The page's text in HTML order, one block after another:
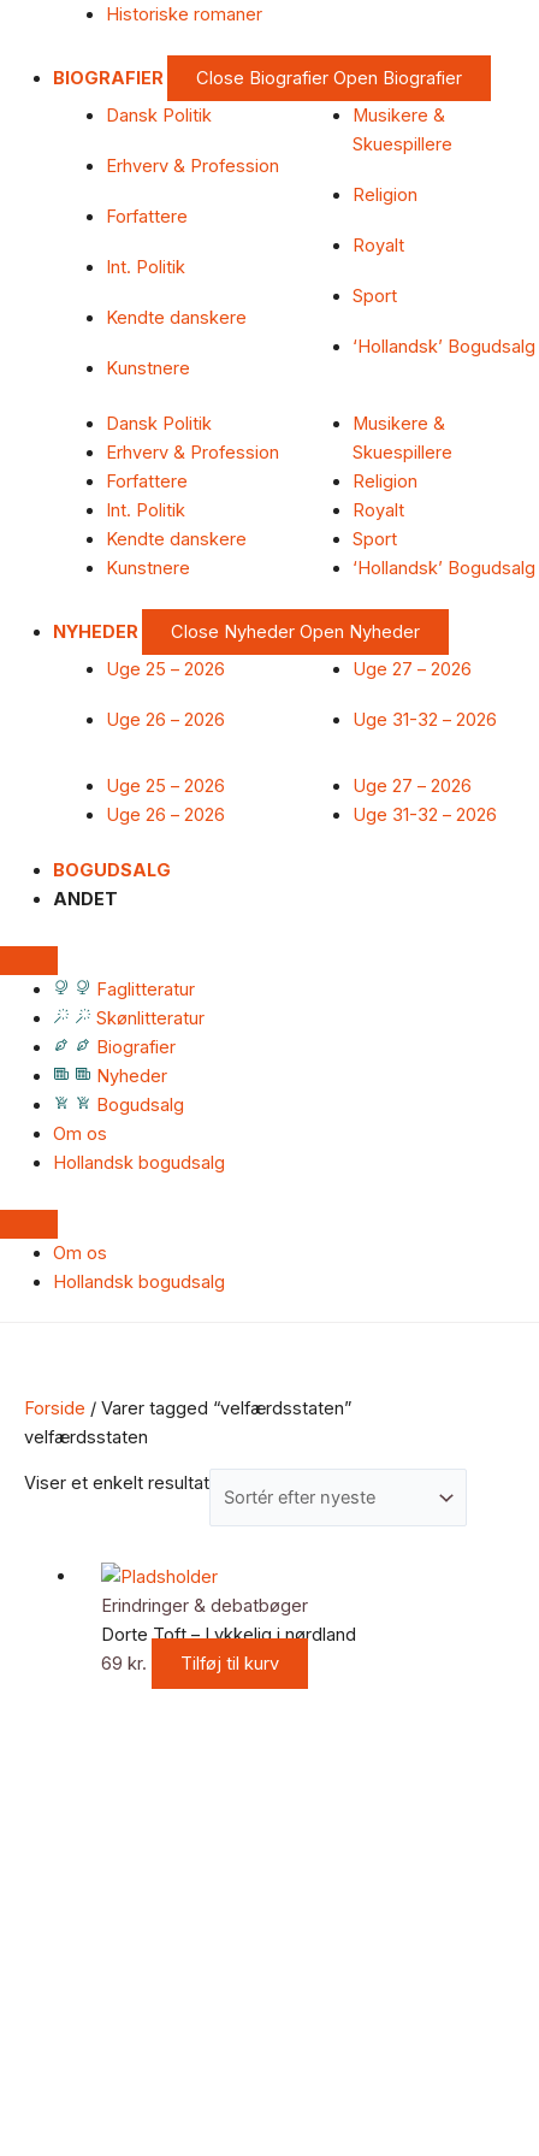
Historiske romaner
BIOGRAFIER Close Biografier Open Biografier
Dansk Politik
Erhverv & Profession
Forfattere
Int. Politik
Kendte danskere
Kunstnere
Musikere &
Skuespillere
Religion
Royalt
Sport
‘Hollandsk’ Bogudsalg
Dansk Politik
Erhverv & Profession
Forfattere
Int. Politik
Kendte danskere
Kunstnere
Musikere &
Skuespillere
Religion
Royalt
Sport
‘Hollandsk’ Bogudsalg
NYHEDER Close Nyheder Open Nyheder
Uge 25 – 2026
Uge 26 – 2026
Uge 27 – 2026
Uge 31-32 – 2026
Uge 25 – 2026
Uge 26 – 2026
Uge 27 – 2026
Uge 31-32 – 2026
BOGUDSALG
ANDET
Faglitteratur
Skønlitteratur
Biografier
Nyheder
Bogudsalg
Om os
Hollandsk bogudsalg
Om os
Hollandsk bogudsalg
Forside / Varer tagged “velfærdsstaten”
velfærdsstaten
Viser et enkelt resultat
Erindringer & debatbøger
Dorte Toft – Lykkelig i nørdland
69 kr. Tilføj til kurv